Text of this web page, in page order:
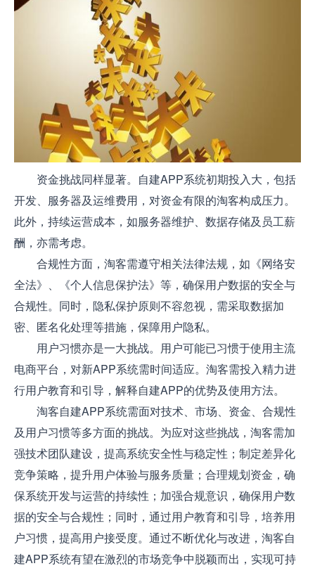
资金挑战同样显著。自建APP系统初期投入大，包括
开发、服务器及运维费用，对资金有限的淘客构成压力。
此外，持续运营成本，如服务器维护、数据存储及员工薪
酬，亦需考虑。
合规性方面，淘客需遵守相关法律法规，如《网络安
全法》、《个人信息保护法》等，确保用户数据的安全与
合规性。同时，隐私保护原则不容忽视，需采取数据加
密、匿名化处理等措施，保障用户隐私。
用户习惯亦是一大挑战。用户可能已习惯于使用主流
电商平台，对新APP系统需时间适应。淘客需投入精力进
行用户教育和引导，解释自建APP的优势及使用方法。
淘客自建APP系统需面对技术、市场、资金、合规性
及用户习惯等多方面的挑战。为应对这些挑战，淘客需加
强技术团队建设，提高系统安全性与稳定性；制定差异化
竞争策略，提升用户体验与服务质量；合理规划资金，确
保系统开发与运营的持续性；加强合规意识，确保用户数
据的安全与合规性；同时，通过用户教育和引导，培养用
户习惯，提高用户接受度。通过不断优化与改进，淘客自
建APP系统有望在激烈的市场竞争中脱颖而出，实现可持